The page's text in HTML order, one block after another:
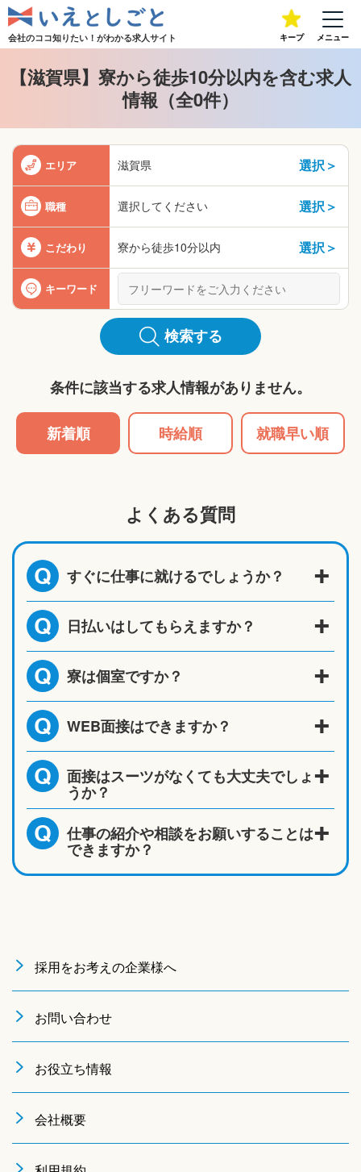
会社のココ知りたい！がわかる求人サイト キープ メニュー
【滋賀県】寮から徒歩10分以内を含む求人
情報（全0件）
エリア 滋賀県 選択＞
職種 選択してください 選択＞
こだわり 寮から徒歩10分以内 選択＞
キーワード
検索する
条件に該当する求人情報がありません。
新着順 時給順 就職早い順
よくある質問
Q すぐに仕事に就けるでしょうか？
Q 日払いはしてもらえますか？
Q 寮は個室ですか？
Q WEB面接はできますか？
Q 面接はスーツがなくても大丈夫でしょ
うか？
Q 仕事の紹介や相談をお願いすることは
できますか？
採用をお考えの企業様へ
お問い合わせ
お役立ち情報
会社概要